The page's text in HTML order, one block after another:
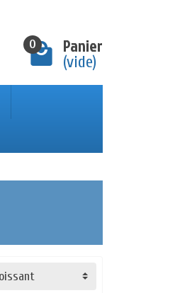
0 Panier
(vide)